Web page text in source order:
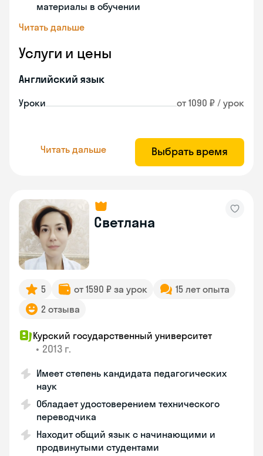
материалы в обучении
Читать дальше
Услуги и цены
Английский язык
Уроки от 1090 ₽ / урок
Читать дальше Выбрать время
Светлана
5 от 1590 ₽ за урок
15 лет опыта
2 отзыва
Курский государственный университет
• 2013 г.
Имеет степень кандидата педагогических
наук
Обладает удостоверением технического
переводчика
Находит общий язык с начинающими и
продвинутыми студентами